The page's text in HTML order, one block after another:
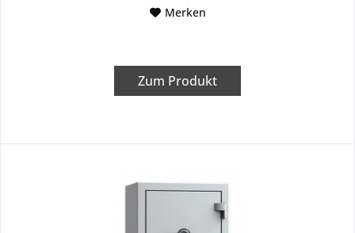
Merken
Zum Produkt